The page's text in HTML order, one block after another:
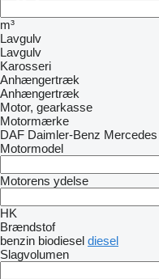
m³
Lavgulv
Lavgulv
Karosseri
Anhængertræk
Anhængertræk
Motor, gearkasse
Motormærke
DAF Daimler-Benz
Motormodel
Motorens ydelse
HK
Brændstof
benzin biodiesel diesel
Slagvolumen